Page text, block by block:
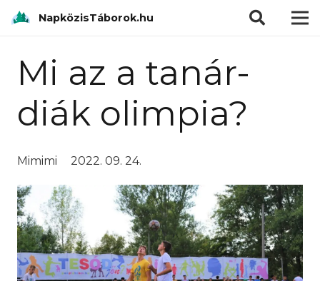
NapközisTáborok.hu
Mi az a tanár-
diák olimpia?
Mimimi 2022. 09. 24.